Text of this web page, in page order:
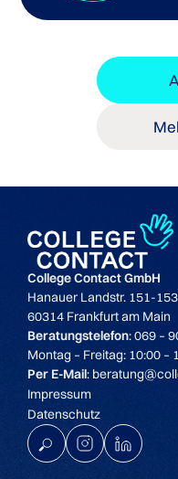
College Contact GmbH
Hanauer Landstr. 151-153
60314 Frankfurt am Main
Beratungstelefon: 069 –
Montag – Freitag: 10:00 –
Per E-Mail:
Impressum
Datenschutz